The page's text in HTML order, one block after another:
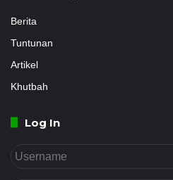
Berita
Tuntunan
Artikel
Khutbah
Log In